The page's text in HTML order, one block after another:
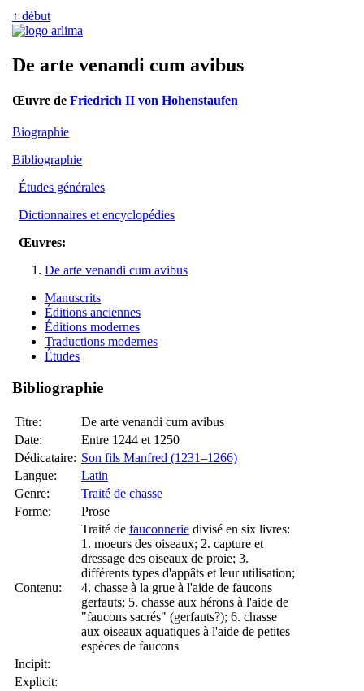
↑ début
De arte venandi cum avibus
Œuvre de Friedrich II von Hohenstaufen
Biographie
Bibliographie
Études générales
Dictionnaires et encyclopédies
Œuvres:
De arte venandi cum avibus
Manuscrits
Éditions anciennes
Éditions modernes
Traductions modernes
Études
Bibliographie
Titre:
De arte venandi cum avibus
Date:
Entre 1244 et 1250
Dédicataire: Son fils Manfred (1231–1266)
Langue:
Latin
Genre:
Traité de chasse
Forme:
Prose
Contenu:
Traité de fauconnerie divisé en six livres:
1. moeurs des oiseaux; 2. capture et
dressage des oiseaux de proie; 3.
différents types d'appâts et leur utilisation;
4. chasse à la grue à l'aide de faucons
gerfauts; 5. chasse aux hérons à l'aide de
"faucons sacrés" (gerfauts?); 6. chasse
aux oiseaux aquatiques à l'aide de petites
espèces de faucons
Incipit:
Explicit: